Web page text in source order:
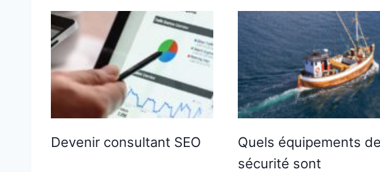
Devenir consultant SEO
Quels équipements de
sécurité sont